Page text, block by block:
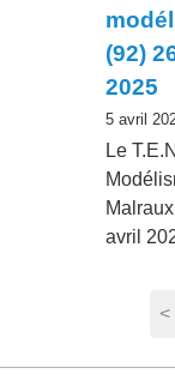
(92)
2025
5 avril
Le
avril
<